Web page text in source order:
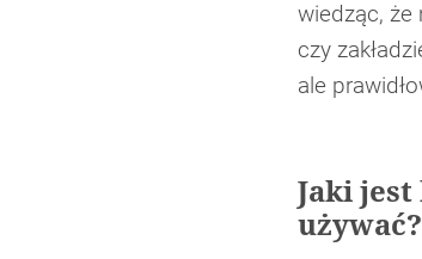
wiedząc, że
czy
ale
Jaki
używać?